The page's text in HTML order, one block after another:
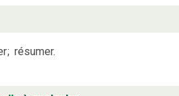
; résumer.